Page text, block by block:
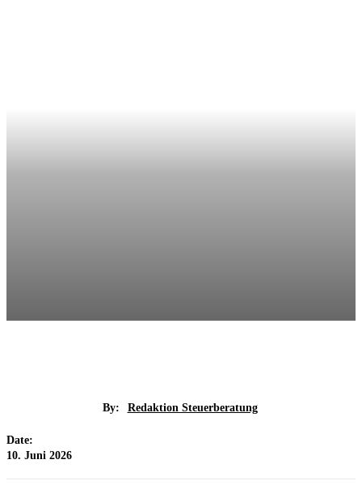
By: Redaktion Steuerberatung
Date:
10. Juni 2026